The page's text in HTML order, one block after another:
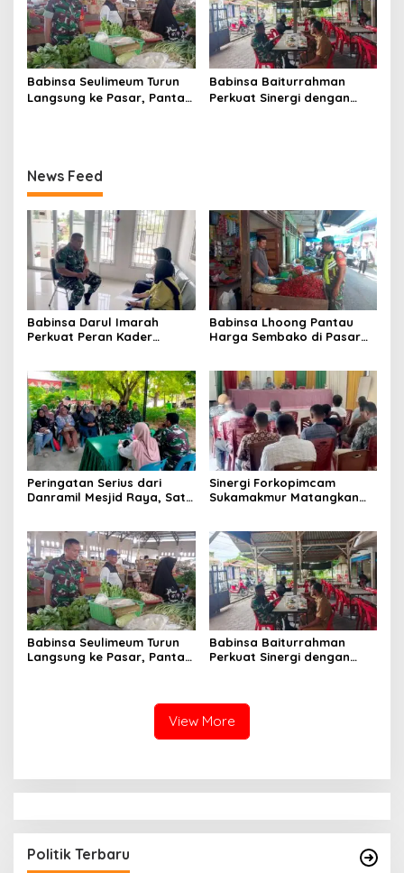
Babinsa Seulimeum Turun
Langsung ke Pasar, Pantau
Babinsa Baiturrahman
Perkuat Sinergi dengan
News Feed
Babinsa Darul Imarah
Perkuat Peran Kader
Anak
Babinsa Lhoong Pantau
Harga Sembako di Pasar
Peringatan Serius dari
Danramil Mesjid Raya, Satu
Satuan
Sinergi Forkopimcam
Sukamakmur Matangkan
Jadi Kunci Sukses
Babinsa Seulimeum Turun
Langsung ke Pasar, Pantau
Babinsa Baiturrahman
Perkuat Sinergi dengan
Peningkatan Kualitas SDM
View More
Politik Terbaru